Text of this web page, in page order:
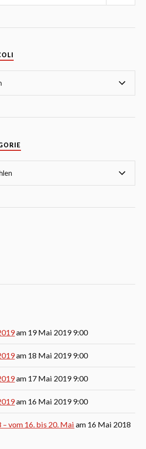
am 19 Mai 2019 9:00
am 18 Mai 2019 9:00
am 17 Mai 2019 9:00
am 16 Mai 2019 9:00
vom 16. bis 20. Mai am 16 Mai 2018